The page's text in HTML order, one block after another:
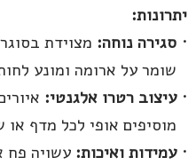
יתרונות:
סגירה נוחה: מצוידת
שומר על ארומה ומונע
עיצוב רטרו אלגנטי:
מוסיפים אופי לכל מדף
עמידות ואיכות: עשויה פח